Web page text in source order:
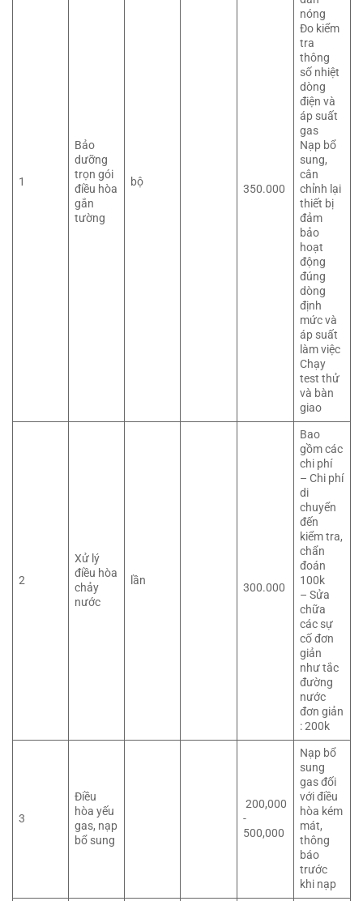
1
Bảo
dưỡng
trọn gói
điều hòa
gắn
tường
bộ
350.000
nóng
Đo kiểm
tra
thông
số nhiệt
dòng
điện và
áp suất
gas
Nạp bổ
sung,
cân
chỉnh lại
thiết bị
đảm
bảo
hoạt
động
đúng
dòng
định
mức và
áp suất
làm việc
Chạy
test thử
và bàn
giao
2
Xử lý
điều hòa
chảy
nước
lần
300.000
Bao
gồm các
chi phí
– Chi phí
di
chuyển
đến
kiểm tra,
chẩn
đoán
100k
– Sửa
chữa
các sự
cố đơn
giản
như tắc
đường
nước
đơn giản
: 200k
3
Điều
hòa yếu
gas, nạp
bổ sung
200,000
-
500,000
Nạp bổ
sung
gas đối
với điều
hòa kém
mát,
thông
báo
trước
khi nạp